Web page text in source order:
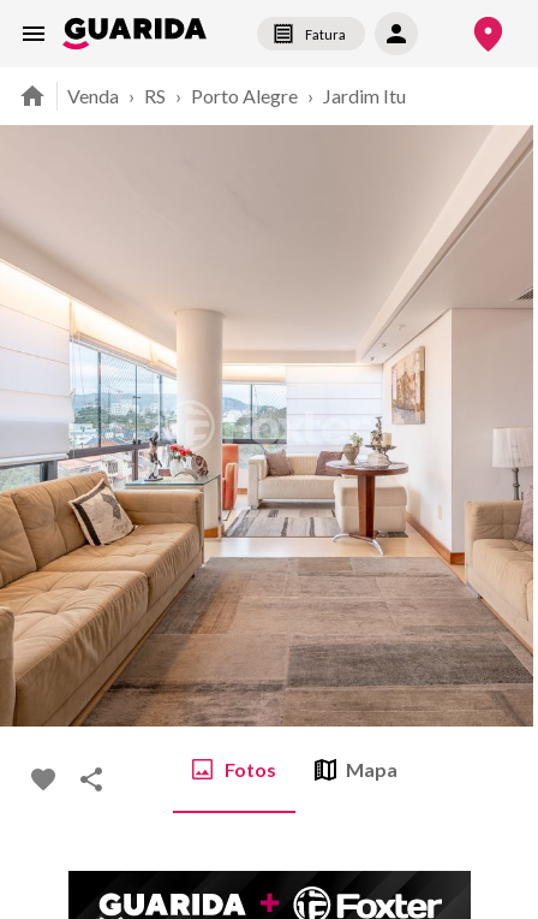
Fatura
Venda › RS › Porto Alegre › Jardim Itu
Fotos Mapa